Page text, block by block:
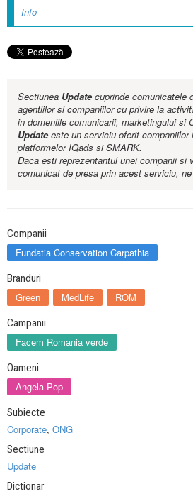
Info
Sectiunea Updatecuprinde comunicatele
agentiilor si companiilor cu privire la
in domeniile comunicarii, marketingului si
Updateeste un serviciu oferit companiilor
platformelor IQads si SMARK.
Daca esti reprezentantul unei companii si
comunicat de presa prin acest serviciu,
Companii
Fundatia Conservation Carpathia
Branduri
Green MedLife ROM
Campanii
Facem Romania verde
Oameni
Angela Pop
Subiecte
Corporate, ONG
Sectiune
Update
Dictionar